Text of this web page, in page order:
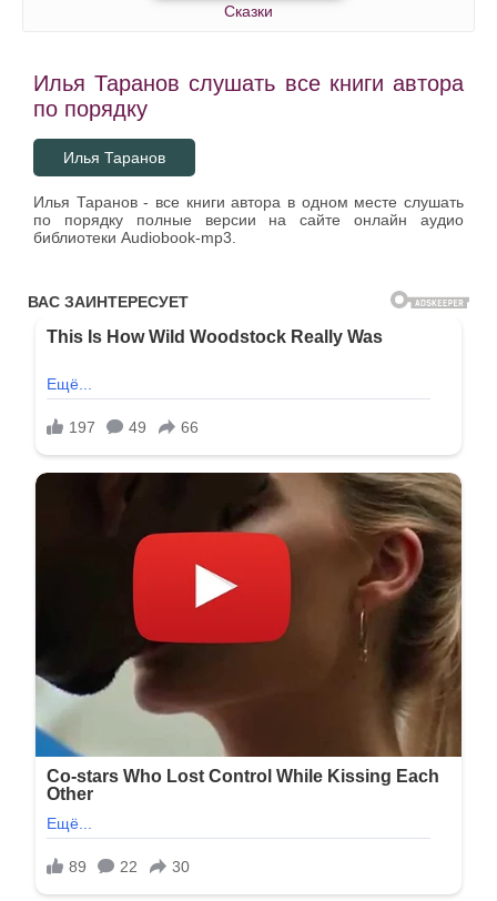
Сказки
Илья Таранов слушать все книги автора
по порядку
Илья Таранов
Илья Таранов - все книги автора в одном месте слушать
по порядку полные версии на сайте онлайн аудио
библиотеки Audiobook-mp3.